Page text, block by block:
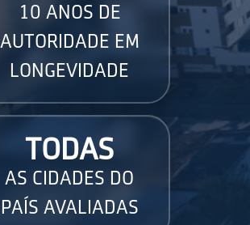
10 ANOS DE
AUTORIDADE EM
LONGEVIDADE
TODAS
AS CIDADES DO
PAÍS AVALIADAS